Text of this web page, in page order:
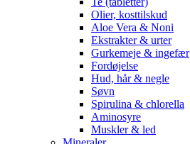
Olier, kosttilskud
Aloe Vera & Noni
Ekstrakter & urter
Gurkemeje & ingefær
Fordøjelse
Hud, hår & negle
Søvn
Spirulina & chlorella
Aminosyre
Muskler & led